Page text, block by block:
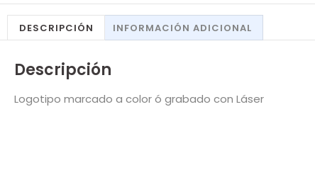
DESCRIPCIÓN INFORMACIÓN ADICIONAL
Descripción
Logotipo marcado a color ó grabado con Láser